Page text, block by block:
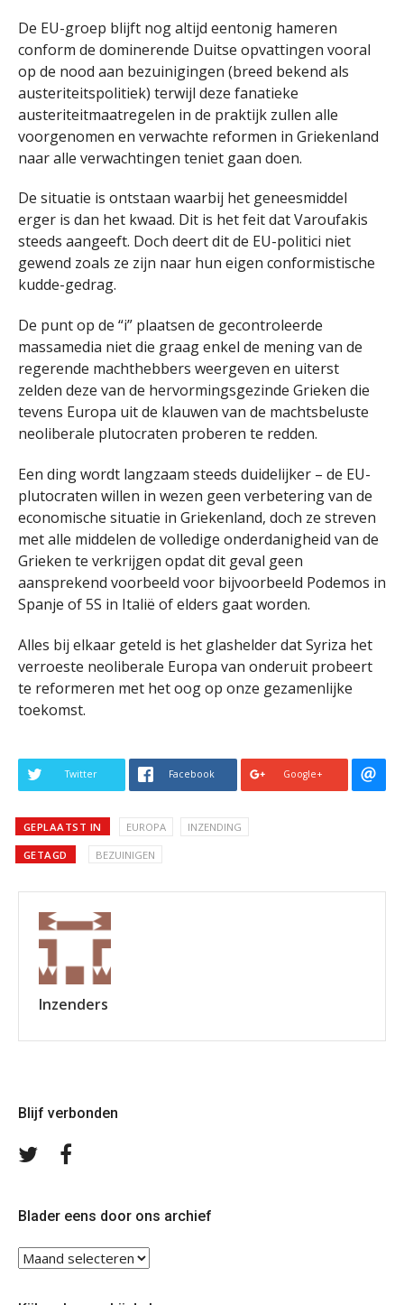
De EU-groep blijft nog altijd eentonig hameren
conform de dominerende Duitse opvattingen vooral
op de nood aan bezuinigingen (breed bekend als
austeriteitspolitiek) terwijl deze fanatieke
austeriteitmaatregelen in de praktijk zullen alle
voorgenomen en verwachte reformen in Griekenland
naar alle verwachtingen teniet gaan doen.
De situatie is ontstaan waarbij het geneesmiddel
erger is dan het kwaad. Dit is het feit dat Varoufakis
steeds aangeeft. Doch deert dit de EU-politici niet
gewend zoals ze zijn naar hun eigen conformistische
kudde-gedrag.
De punt op de “i” plaatsen de gecontroleerde
massamedia niet die graag enkel de mening van de
regerende machthebbers weergeven en uiterst
zelden deze van de hervormingsgezinde Grieken die
tevens Europa uit de klauwen van de machtsbeluste
neoliberale plutocraten proberen te redden.
Een ding wordt langzaam steeds duidelijker – de EU-
plutocraten willen in wezen geen verbetering van de
economische situatie in Griekenland, doch ze streven
met alle middelen de volledige onderdanigheid van de
Grieken te verkrijgen opdat dit geval geen
aansprekend voorbeeld voor bijvoorbeeld Podemos in
Spanje of 5S in Italië of elders gaat worden.
Alles bij elkaar geteld is het glashelder dat Syriza het
verroeste neoliberale Europa van onderuit probeert
te reformeren met het oog op onze gezamenlijke
toekomst.
Twitter Facebook Google+
GEPLAATST IN EUROPA INZENDING
GETAGD BEZUINIGEN
Inzenders
Blijf verbonden
Volg
Blader eens door ons archief
Blader
eens